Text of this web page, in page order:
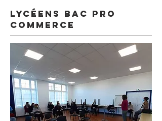
Lycéens Bac prO
Commerce